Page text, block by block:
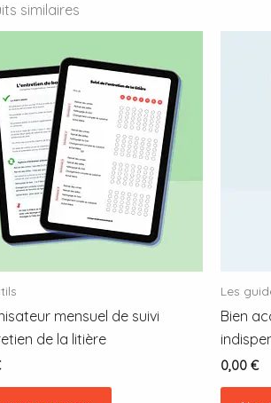
similaires
mensuel de suivi
de la litière
Les
Bien
0,00 €